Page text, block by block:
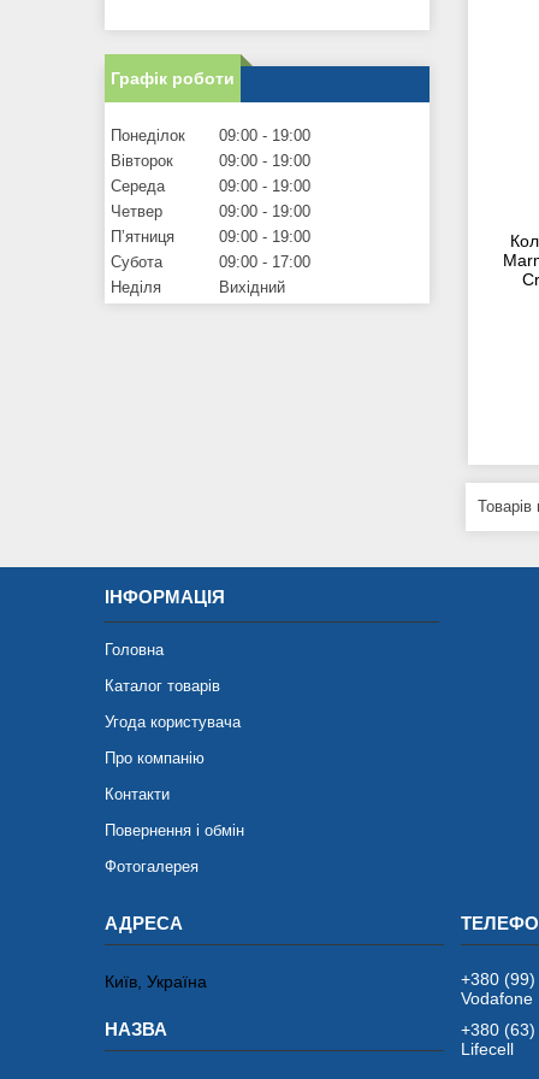
Графік роботи
Понеділок 09:00
19:00
Вівторок
09:00
19:00
Середа
09:00
19:00
Четвер
09:00
19:00
Пʼятниця
09:00
19:00
Субота
09:00
17:00
Неділя
Вихідний
ІНФОРМАЦІЯ
Головна
Каталог товарів
Угода користувача
Про компанію
Контакти
Повернення і обмін
Фотогалерея
Київ, Україна
+380
Vodafone
+380
Lifecell